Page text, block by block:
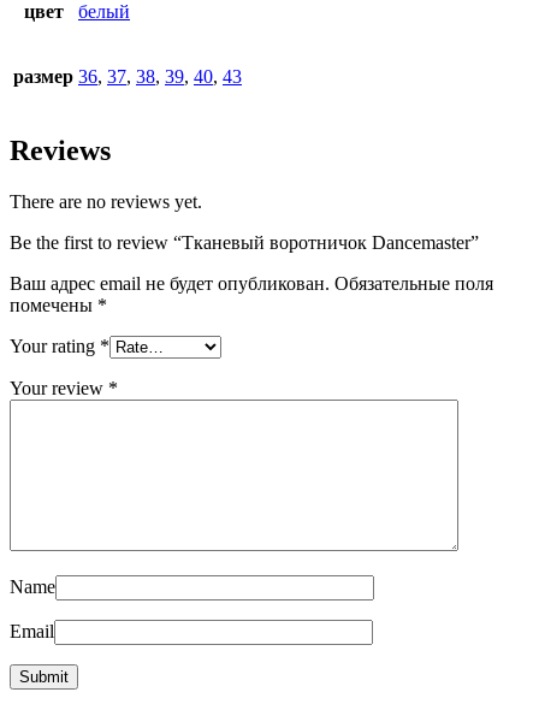
цвет белый
размер 36, 37, 38, 39, 40, 43
Reviews
There are no reviews yet.
Be the first to review “Тканевый воротничок Dancemaster”
Ваш адрес email не будет опубликован. Обязательные поля
помечены *
Your rating *
Your review *
Name
Email